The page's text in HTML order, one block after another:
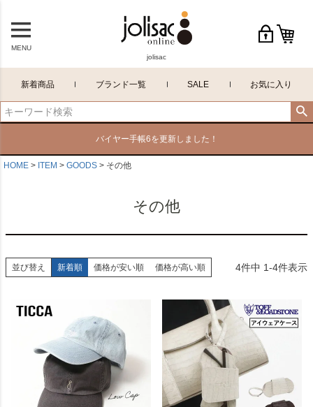
MENU
jolisac
新着商品 ブランド一覧 SALE お気に入り
バイヤー手帳6を更新しました！
HOME ITEM GOODS その他
その他
並び替え 新着順 価格が安い順 価格が高い順 4件中 1-4件表示